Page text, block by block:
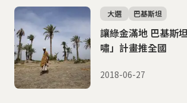
讓綠金滿地 巴基斯坦「十億樹木海
嘯」計畫推全國
大選 巴基斯坦
2018-06-27